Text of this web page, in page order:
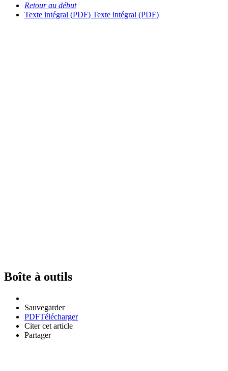
Retour au début
Texte intégral (PDF) Texte intégral (PDF)
Boîte à outils
Sauvegarder
PDFTélécharger
Citer cet article
Partager